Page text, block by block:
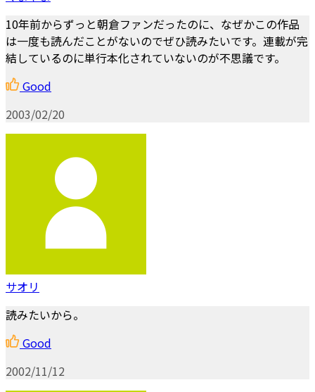
10年前からずっと朝倉ファンだったのに、なぜかこの作品
は一度も読んだことがないのでぜひ読みたいです。連載が完
結しているのに単行本化されていないのが不思議です。
Good
2003/02/20
サオリ
読みたいから。
Good
2002/11/12